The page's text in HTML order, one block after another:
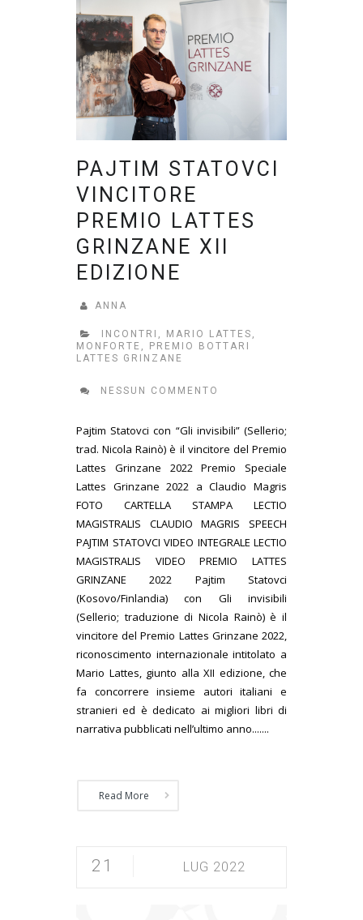
PAJTIM STATOVCI
VINCITORE
PREMIO LATTES
GRINZANE XII
EDIZIONE
ANNA
INCONTRI MARIO LATTES
MONFORTE
PREMIO BOTTARI
LATTES GRINZANE
NESSUN COMMENTO
Pajtim Statovci con “Gli invisibili” (Sellerio;
trad. Nicola Rainò) è il vincitore del Premio
Lattes Grinzane 2022 Premio Speciale
Lattes Grinzane 2022 a Claudio Magris
FOTO CARTELLA STAMPA LECTIO
MAGISTRALIS CLAUDIO MAGRIS SPEECH
PAJTIM STATOVCI VIDEO INTEGRALE LECTIO
MAGISTRALIS VIDEO PREMIO LATTES
GRINZANE 2022 Pajtim Statovci
(Kosovo/Finlandia) con Gli invisibili
(Sellerio; traduzione di Nicola Rainò) è il
vincitore del Premio Lattes Grinzane 2022,
riconoscimento internazionale intitolato a
Mario Lattes, giunto alla XII edizione, che
fa concorrere insieme autori italiani e
stranieri ed è dedicato ai migliori libri di
narrativa pubblicati nell’ultimo anno.......
Read More
21 LUG 2022